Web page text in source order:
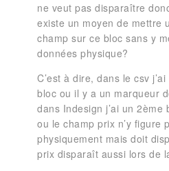
ne veut pas disparaître
existe un moyen de mettre
champ sur ce bloc sans y
données physique?
C’est à dire, dans le csv
bloc ou il y a un marqueur
dans Indesign j’ai un 2ème
ou le champ prix n’y figure
physiquement mais doit
prix disparaît aussi lors de